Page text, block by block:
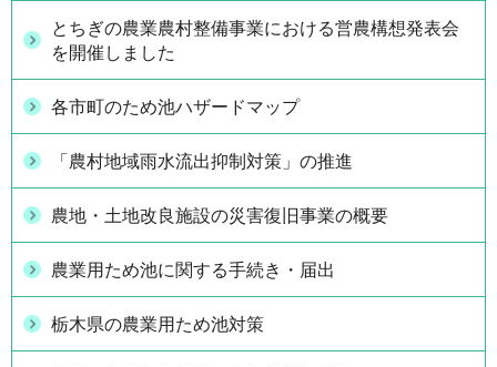
とちぎの農業農村整備事業における営農構想発表会
を開催しました
各市町のため池ハザードマップ
「農村地域雨水流出抑制対策」の推進
農地・土地改良施設の災害復旧事業の概要
農業用ため池に関する手続き・届出
栃木県の農業用ため池対策